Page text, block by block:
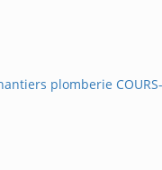
plomberie COURS-